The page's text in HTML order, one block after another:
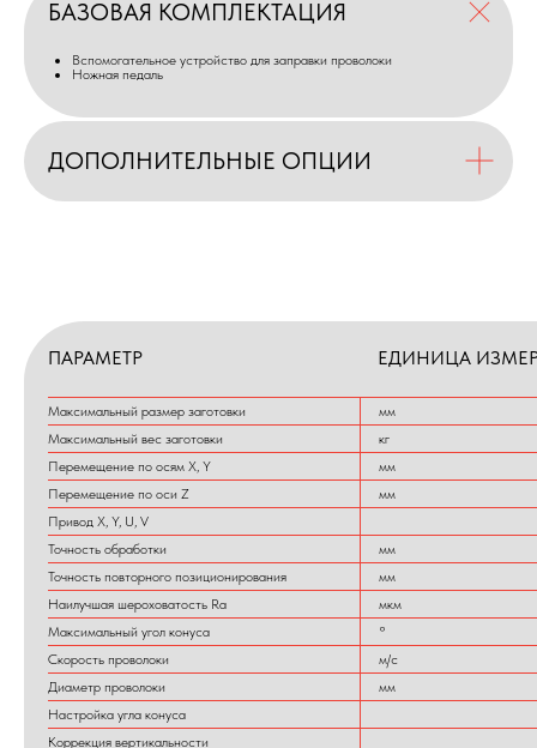
БАЗОВАЯ КОМПЛЕКТАЦИЯ
Вспомогательное устройство для заправки проволоки
Ножная педаль
ДОПОЛНИТЕЛЬНЫЕ ОПЦИИ
ПАРАМЕТР ЕДИНИЦА
Максимальный размер заготовки
мм
Максимальный вес заготовки
кг
Перемещение по осям X, Y
мм
Перемещение по оси Z
мм
Привод X, Y, U, V
Точность обработки
мм
Точность повторного позиционирования
мм
Наилучшая шероховатость Ra
мкм
Максимальный угол конуса
°
Скорость проволоки
м/с
Диаметр проволоки
мм
Настройка угла конуса
Коррекция вертикальности